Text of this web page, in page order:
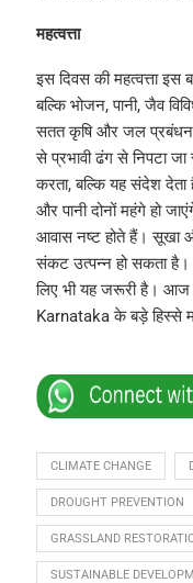
महत्वत्ता
इस दिवस की महत्वत्ता
बल्कि भोजन, पानी, जैव
सतत कृषि और जल प्रबंधन
से प्रभावी ढंग से निपटा जा
करता, बल्कि यह संदेश
और पानी दोनों महंगे हो
आवास नष्ट होते हैं। सूखा
संकट उत्पन्न हो सकता
लिए भी यह जरूरी है।
Karnataka के बड़े हिस्से
CLIMATE CHANGE
DROUGHT PREVENTION
GRASSLAND
SUSTAINABLE